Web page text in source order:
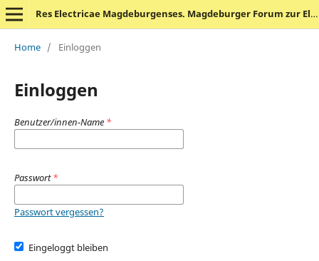
Res Electricae Magdeburgenses. Magdeburger Forum zur Elektrotechnik
Home / Einloggen
Einloggen
Benutzer/innen-Name *
Passwort*
Passwort vergessen?
Eingeloggt bleiben